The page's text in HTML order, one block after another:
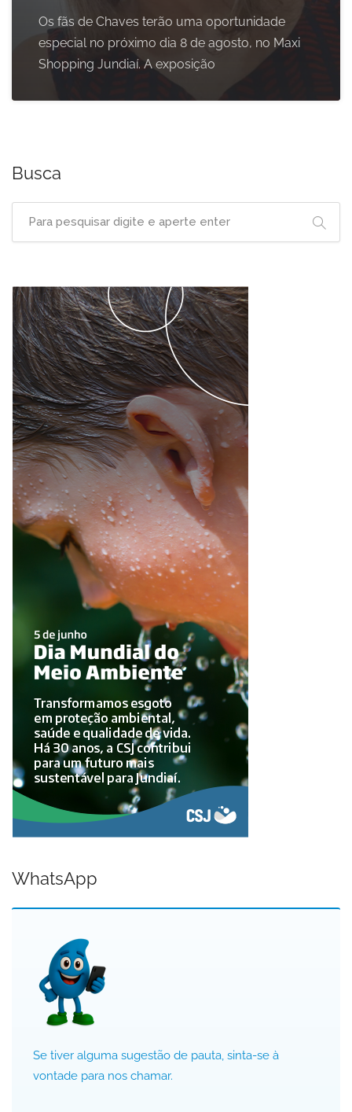
Os fãs de Chaves terão uma oportunidade
especial no próximo dia 8 de agosto, no Maxi
Shopping Jundiaí. A exposição
Busca
WhatsApp
Se tiver alguma sugestão de pauta, sinta-se à
vontade para nos chamar.